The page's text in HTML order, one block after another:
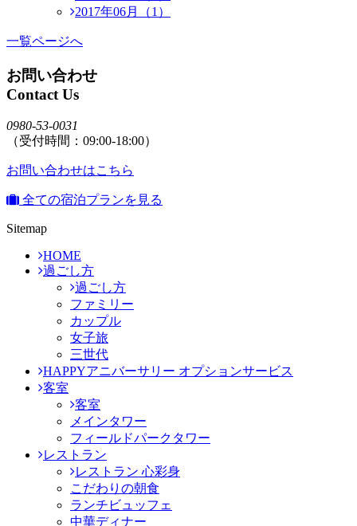
2017年06月（1）
一覧ページへ
お問い合わせ
Contact Us
0980-53-0031
（受付時間：09:00-18:00）
お問い合わせはこちら
全ての宿泊プランを見る
Sitemap
HOME
過ごし方
過ごし方
ファミリー
カップル
女子旅
三世代
HAPPYアニバーサリー オプションサービス
客室
客室
メインタワー
フィールドパークタワー
レストラン
レストラン 心彩身
こだわりの朝食
ランチビュッフェ
中華ディナー